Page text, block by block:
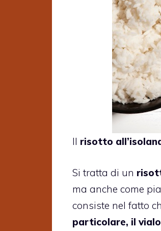
Il risotto
Si tratta di un
ma anche come
consiste nel fatto
particolare, il